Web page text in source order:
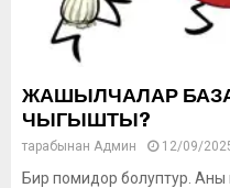
ЖАШЫЛЧАЛАР
ЧЫГЫШТЫ?
тарабынан Админ 12/09/
Бир помидор болуптур.